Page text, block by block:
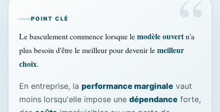
POINT CLÉ
Le basculement commence lorsque lemodèle ouvertn'a
plus besoin d'être le meilleur pour devenir lemeilleur
choix.
En entreprise, la performance marginale vaut
moins lorsqu'elle impose une dépendance forte,